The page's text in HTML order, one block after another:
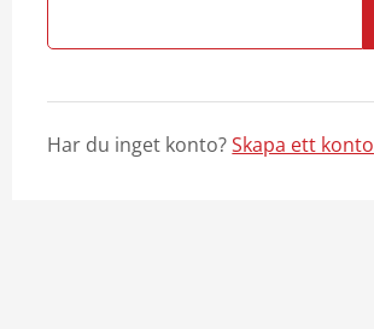
Har du inget konto?Skapa ett konto